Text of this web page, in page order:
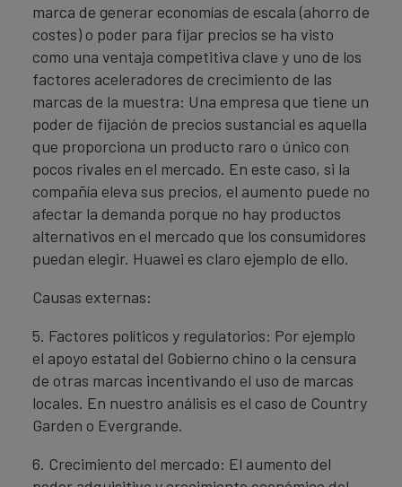
marca de generar economías de escala (ahorro de
costes) o poder para fijar precios se ha visto
como una ventaja competitiva clave y uno de los
factores aceleradores de crecimiento de las
marcas de la muestra: Una empresa que tiene un
poder de fijación de precios sustancial es aquella
que proporciona un producto raro o único con
pocos rivales en el mercado. En este caso, si la
compañía eleva sus precios, el aumento puede no
afectar la demanda porque no hay productos
alternativos en el mercado que los consumidores
puedan elegir. Huawei es claro ejemplo de ello.
Causas externas:
5. Factores políticos y regulatorios: Por ejemplo
el apoyo estatal del Gobierno chino o la censura
de otras marcas incentivando el uso de marcas
locales. En nuestro análisis es el caso de Country
Garden o Evergrande.
6. Crecimiento del mercado: El aumento del